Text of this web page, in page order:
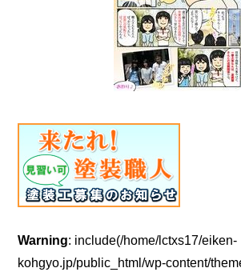
Warning: include(/home/lctxs17/eiken-
kohgyo.jp/public_html/wp-content/